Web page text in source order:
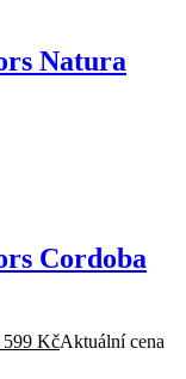
Natura
Cordoba
599 KčAktuální cena